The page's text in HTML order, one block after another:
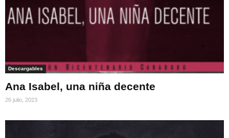
Descargables
Ana Isabel, una niña decente
26 julio, 2023